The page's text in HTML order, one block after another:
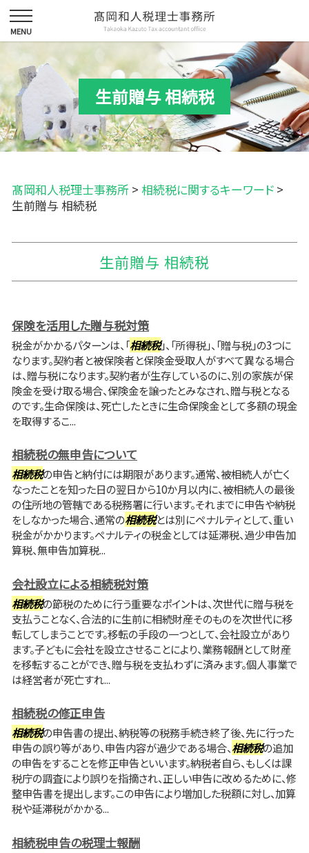
生前贈与 相続税
髙岡和人税理士事務所 > 相続税に関するキーワード >
生前贈与 相続税
生前贈与 相続税
保険を活用した贈与税対策
税金がかかるパターンは、「相続税」、「所得税」、「贈与税」の3つに
なります。契約者と被保険者と保険金受取人がすべて異なる場合
は、贈与税になります。契約者が生存しているのに、別の家族が保
険金を受け取る場合、保険金を譲ったとみなされ、贈与税となる
のです。生命保険は、死亡したときに生命保険金として多額の現金
を取得するこ...
相続税の無申告について
相続税の申告と納付には期限があります。通常、被相続人が亡く
なったことを知った日の翌日から10か月以内に、被相続人の最後
の住所地の管轄である税務署に行います。それまでに申告や納税
をしなかった場合、通常の相続税とは別にペナルティとして、重い
税金がかかります。ペナルティの税金としては延滞税、過少申告加
算税、無申告加算税...
会社設立による相続税対策
相続税の節税のために行う重要なポイントは、次世代に贈与税を
支払うことなく、合法的に生前に相続財産そのものを次世代に移
転してしまうことです。移転の手段の一つとして、会社設立があり
ます。子どもに会社を設立させることにより、業務報酬として財産
を移転することができ、贈与税を支払わずに済みます。個人事業で
は経営者が死亡すれ...
相続税の修正申告
相続税の申告書の提出、納税等の税務手続き終了後、先に行った
申告の誤り等があり、申告内容が過少である場合、相続税の追加
の申告をすることを修正申告といいます。納税者自ら、もしくは課
税庁の調査により誤りを指摘され、正しい申告に改めるために、修
整申告書を提出します。この申告により増加した税額に対し、加算
税や延滞税がかかる...
相続税申告の税理士報酬